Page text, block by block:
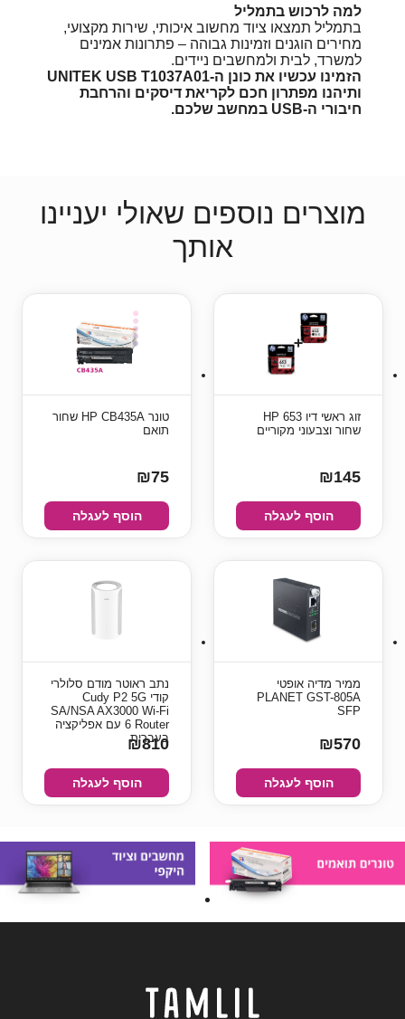
למה לרכוש בתמליל
בתמליל תמצאו ציוד מחשוב איכותי, שירות מקצועי,
מחירים הוגנים וזמינות גבוהה – פתרונות אמינים
למשרד, לבית ולמחשבים ניידים.
הזמינו עכשיו את כונן ה-UNITEK USB T1037A01
ותיהנו מפתרון חכם לקריאת דיסקים והרחבת
חיבורי ה-USB במחשב שלכם.
מוצרים נוספים שאולי יעניינו
אותך
זוג ראשי דיו HP 653
שחור וצבעוני מקוריים
₪145
הוסף לעגלה
טונר HP CB435A שחור
תואם
₪75
הוסף לעגלה
ממיר מדיה אופטי
PLANET GST-805A
SFP
₪570
הוסף לעגלה
נתב ראוטר מודם סלולרי
קודי Cudy P2 5G
SA/NSA AX3000 Wi-Fi
6 Router עם אפליקציה
בעברית
₪810
הוסף לעגלה